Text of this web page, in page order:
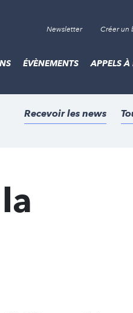
Newsletter Créer un
ÉVÈNEMENTS APPELS À
Recevoir les news